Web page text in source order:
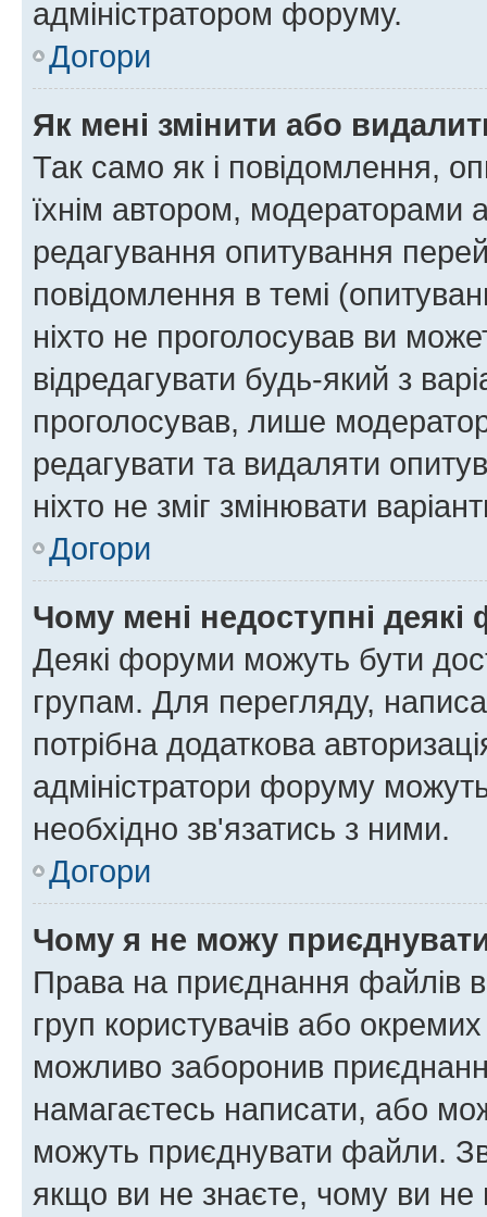
адміністратором форуму.
Догори
Як мені змінити або
Так само як і повідомлення,
їхнім автором, модераторами
редагування опитування
повідомлення в темі
ніхто не проголосував ви
відредагувати будь-який з
проголосував, лише
редагувати та видаляти
ніхто не зміг змінювати
Догори
Чому мені недоступні
Деякі форуми можуть бути
групам. Для перегляду,
потрібна додаткова
адміністратори форуму
необхідно зв'язатись з ними.
Догори
Чому я не можу
Права на приєднання файлів
груп користувачів або
можливо заборонив
намагаєтесь написати, або
можуть приєднувати файли.
якщо ви не знаєте, чому ви